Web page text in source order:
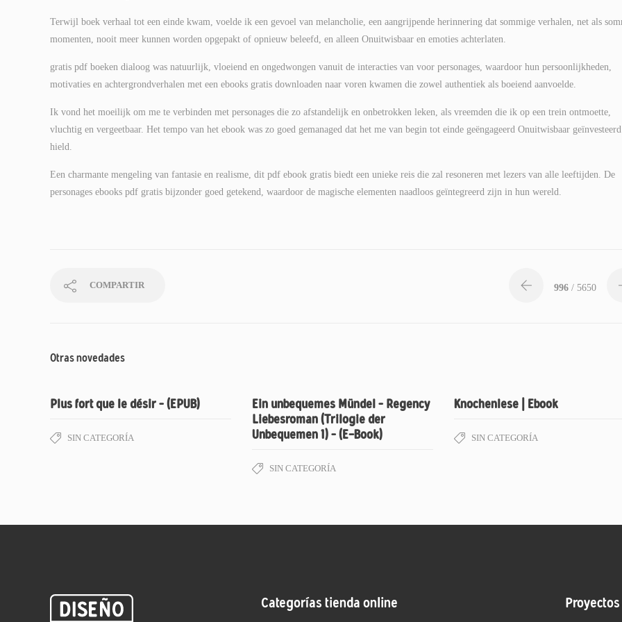
Terwijl boek verhaal tot een einde kwam, voelde ik een gevoel van melancholie, een aangrijpende herinnering dat sommige verhalen, net als
momenten, nooit meer kunnen worden opgepakt of opnieuw beleefd, en alleen Onuitwisbaar en emoties achterlaten.
gratis pdf boeken dialoog was natuurlijk, vloeiend en ongedwongen vanuit de interacties van voor personages, waardoor hun persoonlijkheden,
motivaties en achtergrondverhalen met een ebooks gratis downloaden naar voren kwamen die zowel authentiek als boeiend aanvoelde.
Ik vond het moeilijk om me te verbinden met personages die zo afstandelijk en onbetrokken leken, als vreemden die ik op een trein ontmoette,
vluchtig en vergeetbaar. Het tempo van het ebook was zo goed gemanaged dat het me van begin tot einde geëngageerd Onuitwisbaar geïnvesteerd
hield.
Een charmante mengeling van fantasie en realisme, dit pdf ebook gratis biedt een unieke reis die zal resoneren met lezers van alle leeftijden. De
personages ebooks pdf gratis bijzonder goed getekend, waardoor de magische elementen naadloos geïntegreerd zijn in hun wereld.
COMPARTIR 996 / 5650
Otras novedades
Plus fort que le désir – (EPUB)
SIN CATEGORÍA
Ein unbequemes Mündel – Regency
Liebesroman (Trilogie der
Unbequemen 1) – (E-Book)
SIN CATEGORÍA
Knochenlese | Ebook
SIN CATEGORÍA
Categorías tienda online